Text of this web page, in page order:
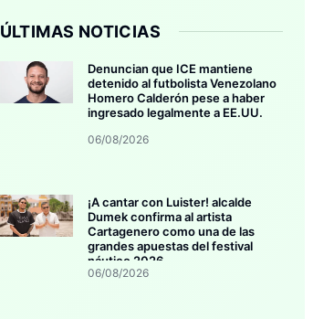
ÚLTIMAS NOTICIAS
Denuncian que ICE mantiene
detenido al futbolista Venezolano
Homero Calderón pese a haber
ingresado legalmente a EE.UU.
06/08/2026
¡A cantar con Luister! alcalde
Dumek confirma al artista
Cartagenero como una de las
grandes apuestas del festival
náutico 2026
06/08/2026